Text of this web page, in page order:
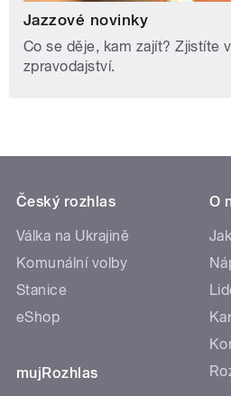
Jazzové novinky
Co se děje, kam zajít? Zjistíte
zpravodajství.
Český rozhlas
Válka na Ukrajině
Komunální volby
Stanice
eShop
mujRozhlas
O